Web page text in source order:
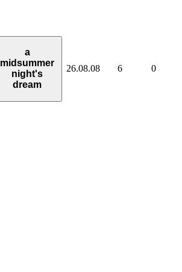
a
midsummer
night's
dream
26.08.08 6 0